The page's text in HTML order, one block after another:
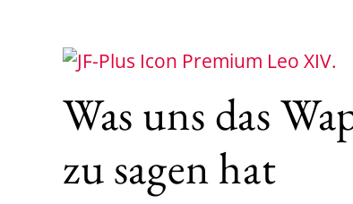
Leo XIV.
Was uns das
zu sagen hat